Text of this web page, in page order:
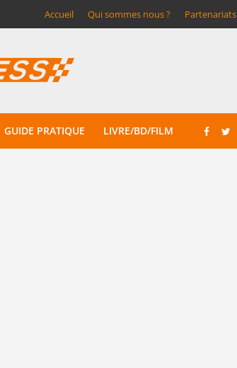
Accueil Qui sommes nous ? Partenariats
GUIDE PRATIQUE LIVRE/BD/FILM